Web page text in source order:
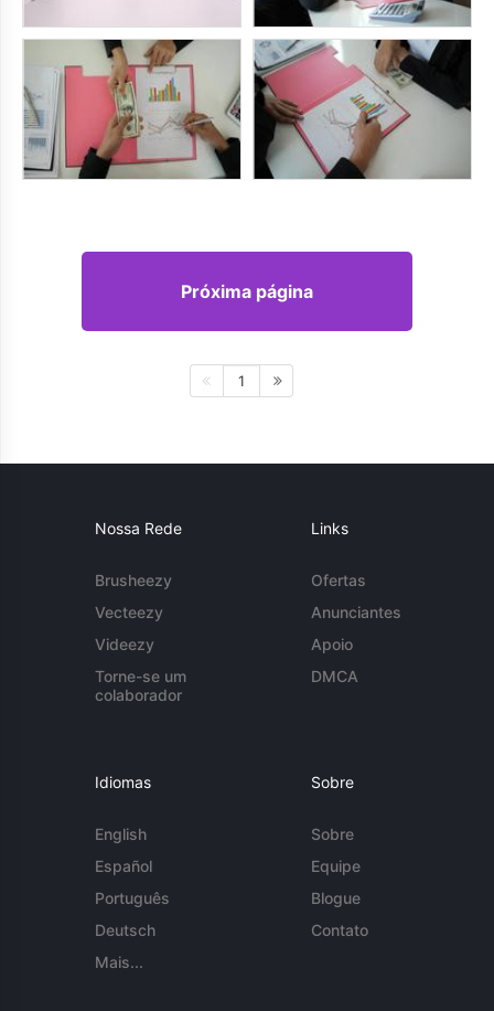
Próxima página
1
Nossa Rede
Brusheezy
Vecteezy
Videezy
Torne-se um
colaborador
Links
Ofertas
Anunciantes
Apoio
DMCA
Idiomas
English
Español
Português
Deutsch
Mais...
Sobre
Sobre
Equipe
Blogue
Contato